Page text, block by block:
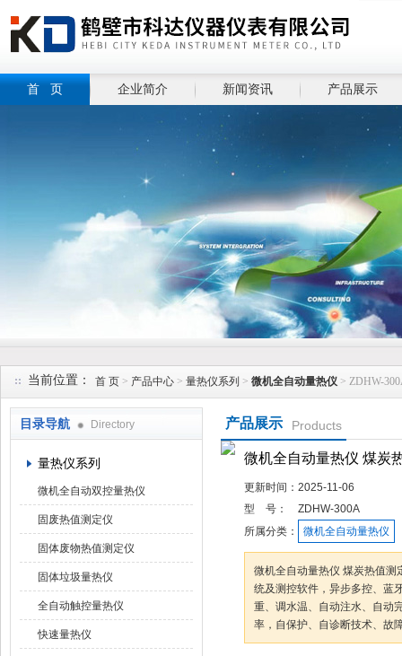
首 页 企业简介 新闻资讯 产品展示
当前位置： 首 页 > 产品中心 > 量热仪系列 > 微机全自动量热仪 > ZDHW-
目录导航 Directory
量热仪系列
微机全自动双控量热仪
固废热值测定仪
固体废物热值测定仪
固体垃圾量热仪
全自动触控量热仪
快速量热仪
产品展示 Products
微机全自动量热仪 煤炭
更新时间： 2025-11-06
型 号：
ZDHW-300A
所属分类：
微机全自动量热仪
微机全自动量热仪 煤炭热值
统及测控软件，异步多控、蓝
重、调水温、自动注水、自动
率，自保护、自诊断技术、故